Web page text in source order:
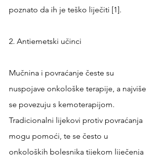
poznato da ih je teško liječiti [1].
2. Antiemetski učinci
Mučnina i povraćanje česte su
nuspojave onkološke terapije, a najviše
se povezuju s kemoterapijom.
Tradicionalni lijekovi protiv povraćanja
mogu pomoći, te se često u
onkoloških bolesnika tijekom liječenja